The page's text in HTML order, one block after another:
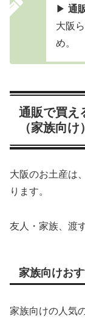
▶ 通
大阪
め。
通販で買え
（家族向け）
大阪のお土産は
ります。
友人・家族、渡
家族向けお
家族向けの人気